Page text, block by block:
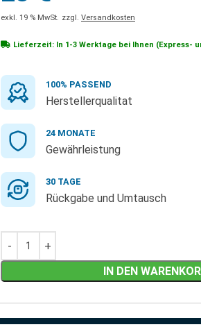
exkl. 19 % MwSt. zzgl. Versandkosten
Lieferzeit: In 1-3 Werktage bei Ihnen (Express-
100% PASSEND
Herstellerqualitat
24 MONATE
Gewährleistung
30 TAGE
Rückgabe und Umtausch
IN DEN